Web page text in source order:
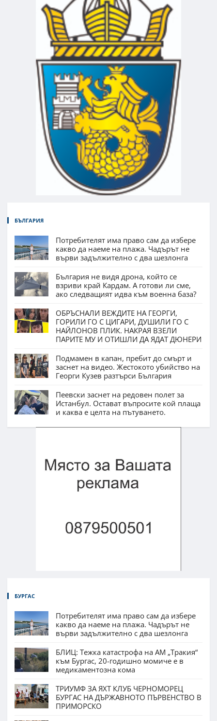
БЪЛГАРИЯ
Потребителят има право сам да избере
какво да наеме на плажа. Чадърът не
върви задължително с два шезлонга
България не видя дрона, който се
взриви край Кардам. А готови ли сме,
ако следващият идва към военна база?
ОБРЪСНАЛИ ВЕЖДИТЕ НА ГЕОРГИ,
ГОРИЛИ ГО С ЦИГАРИ, ДУШИЛИ ГО С
НАЙЛОНОВ ПЛИК. НАКРАЯ ВЗЕЛИ
ПАРИТЕ МУ И ОТИШЛИ ДА ЯДАТ ДЮНЕРИ
Подмамен в капан, пребит до смърт и
заснет на видео. Жестокото убийство на
Георги Кузев разтърси България
Пеевски заснет на редовен полет за
Истанбул. Остават въпросите кой плаща
и каква е целта на пътуването.
БУРГАС
Потребителят има право сам да избере
какво да наеме на плажа. Чадърът не
върви задължително с два шезлонга
БЛИЦ: Тежка катастрофа на АМ „Тракия“
към Бургас, 20-годишно момиче е в
медикаментозна кома
ТРИУМФ ЗА ЯХТ КЛУБ ЧЕРНОМОРЕЦ
БУРГАС НА ДЪРЖАВНОТО ПЪРВЕНСТВО В
ПРИМОРСКО